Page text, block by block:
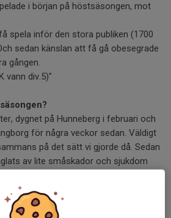
i början på höstsäsongen, mot
spela inför den stora publiken (1700
sedan känslan att få gå obesegrade
gången.
vann div.5)"
dygnet på Hunneberg i februari och
för några veckor sedan. Väldigt
på det sätt vi gjorde då. Sedan
av lite småskador och sjukdom
till framgång 2026?